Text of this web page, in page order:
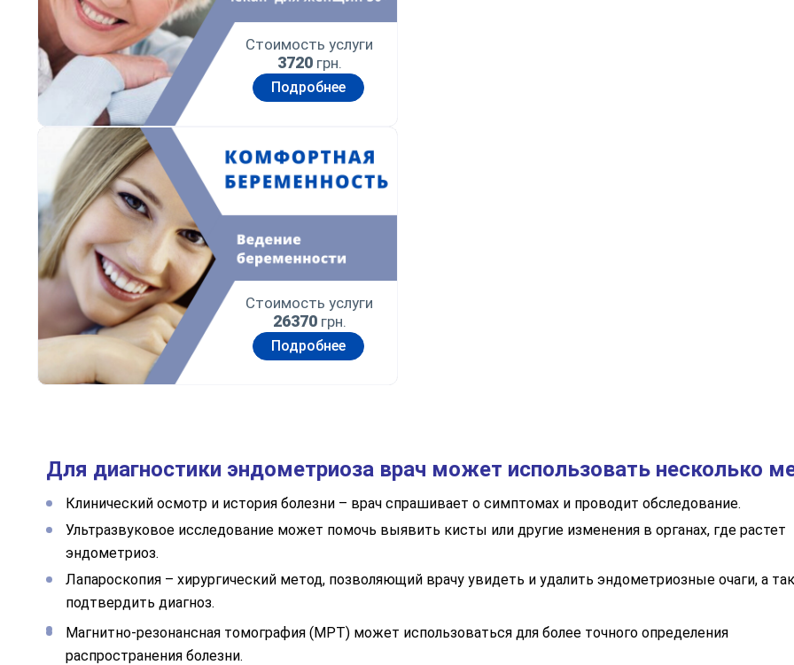
Стоимость услуги
3720грн.
Подробнее
Стоимость услуги
26370грн.
Подробнее
Для диагностики эндометриоза врач может использовать несколько
Клинический осмотр и история болезни – врач спрашивает о симптомах и проводит обследование.
Ультразвуковое исследование может помочь выявить кисты или другие изменения в органах, где растет
эндометриоз.
Лапароскопия – хирургический метод, позволяющий врачу увидеть и удалить эндометриозные очаги, а
подтвердить диагноз.
Магнитно-резонансная томография (МРТ) может использоваться для более точного определения
распространения болезни.